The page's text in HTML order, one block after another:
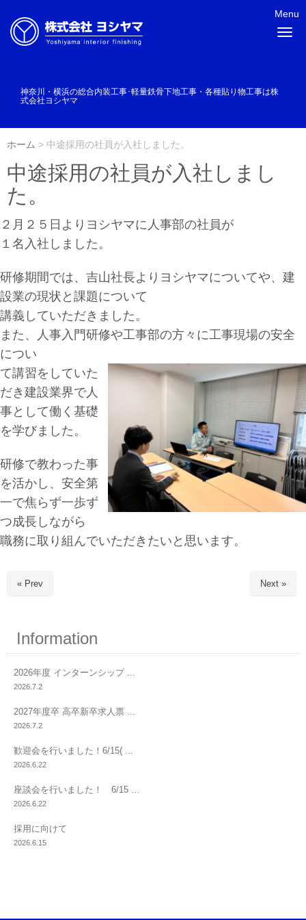
Menu
N
n
神奈川・横浜の総合内装工事･軽量鉄骨下地工事・各種貼り物工事は株
式会社ヨシヤマ
ホーム > 中途採用の社員が入社しました。
中途採用の社員が入社しまし
た。
２月２５日よりヨシヤマに人事部の社員が
１名入社しました。
研修期間では、吉山社長よりヨシヤマについてや、建
設業の現状と課題について
講義していただきました。
また、人事入門研修や工事部の方々に工事現場の安全
につい
て講習をしていた
だき建設業界で人
事として働く基礎
を学びました。
研修で教わった事
を活かし、安全第
一で焦らず一歩ず
つ成長しながら
職務に取り組んでいただきたいと思います。
« Prev Next »
Information
2026年度 インターンシップ ...
2026.7.2
2027年度卒 高卒新卒求人票 ...
2026.7.2
歓迎会を行いました！6/15( ...
2026.6.22
座談会を行いました！ 6/15 ...
2026.6.22
採用に向けて
2026.6.15